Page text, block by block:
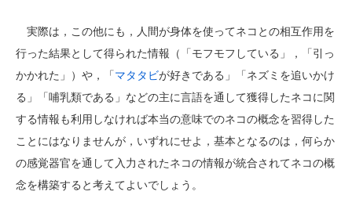
実際は，この他にも，人間が身体を使ってネコとの相互作用を
行った結果として得られた情報（「モフモフしている」，「引っ
かかれた」）や，「マタタビが好きである」「ネズミを追いかけ
る」「哺乳類である」などの主に言語を通して獲得したネコに関
する情報も利用しなければ本当の意味でのネコの概念を習得した
ことにはなりませんが，いずれにせよ，基本となるのは，何らか
の感覚器官を通して入力されたネコの情報が統合されてネコの概
念を構築すると考えてよいでしょう。